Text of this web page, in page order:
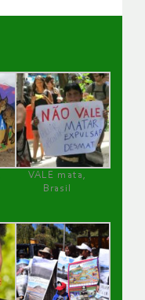
VALE mata,
Brasil